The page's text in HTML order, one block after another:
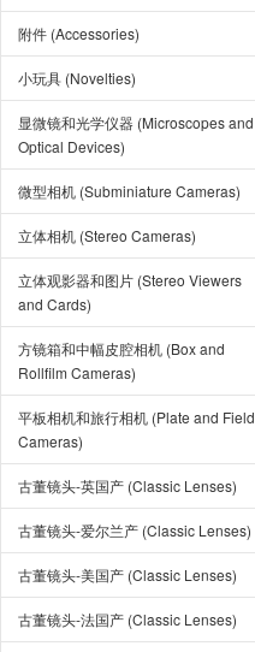
附件 (Accessories)
小玩具 (Novelties)
显微镜和光学仪器 (Microscopes and
Optical Devices)
微型相机 (Subminiature Cameras)
立体相机 (Stereo Cameras)
立体观影器和图片 (Stereo Viewers
and Cards)
方镜箱和中幅皮腔相机 (Box and
Rollfilm Cameras)
平板相机和旅行相机 (Plate and Field
Cameras)
古董镜头-英国产 (Classic Lenses)
古董镜头-爱尔兰产 (Classic Lenses)
古董镜头-美国产 (Classic Lenses)
古董镜头-法国产 (Classic Lenses)